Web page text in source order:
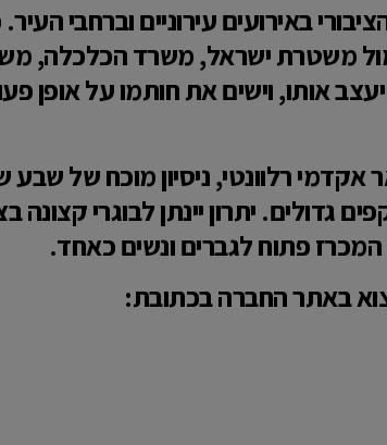
באירועים עירוניים וברחבי
משטרת ישראל, משרד הכלכלה,
אותו, וישים את חותמו על אופן
אקדמי רלוונטי, ניסיון מוכח של
גדולים. יתרון יינתן לבוגרי
המכרז פתוח לגברים ונשים כאחד.
באתר החברה בכתובת: